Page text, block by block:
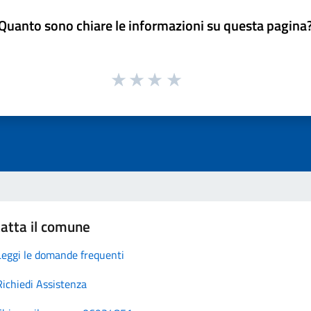
sono chiare le informazioni su questa
il comune
le domande frequenti
Assistenza